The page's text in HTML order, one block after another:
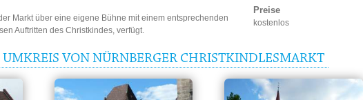
Markt über eine eigene Bühne mit einem entsprechenden
Auftritten des Christkindes, verfügt.
Preise
kostenlos
VON NÜRNBERGER CHRISTKINDLESMARKT